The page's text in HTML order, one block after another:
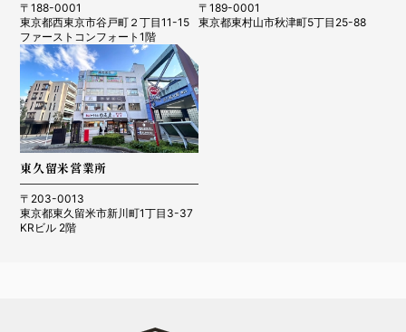
〒188-0001
東京都西東京市谷戸町２丁目11-15
ファーストコンフォート1階
〒189-0001
東京都東村山市秋津町5丁目25-88
東久留米営業所
〒203-0013
東京都東久留米市新川町1丁目3-37
KRビル 2階